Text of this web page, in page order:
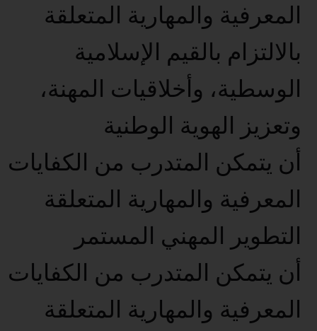
المعرفية والمهارية المتعلقة
بالالتزام بالقيم الإسلامية
الوسطية، وأخلاقيات المهنة،
وتعزيز الهوية الوطنية
أن يتمكن المتدرب من الكفايات
المعرفية والمهارية المتعلقة
التطوير المهني المستمر
أن يتمكن المتدرب من الكفايات
المعرفية والمهارية المتعلقة